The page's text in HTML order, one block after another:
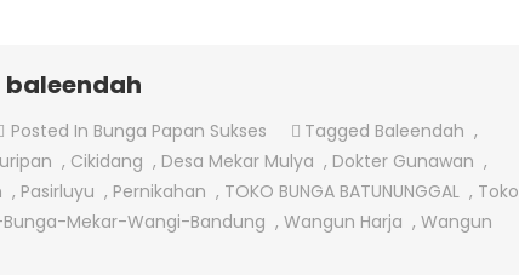
Posted In Bunga Papan Sukses Tagged Baleendah ,
, Cikidang , Desa Mekar Mulya , Dokter Gunawan ,
, Pasirluyu , Pernikahan , TOKO BUNGA BATUNUNGGAL , Toko
Mekar-Wangi-Bandung , Wangun Harja , Wangun